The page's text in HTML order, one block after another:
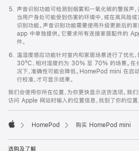
声音识别功能可检测到烟雾和一氧化碳的警报声，
当用户身处可能受到伤害的环境中，或在高风险
识别功能。声音识别功能需要使用升级更新后的
app 中单独提供。它要求所有连接家居配件的
件。
温湿度感应功能针对室内和家居场景进行了优化
30ºC、相对湿度约为 30% 至 70% 的场景。在
况下，准确性可能会降低。HomePod mini 在启
行校准，才可显示结果。
我们会使用你所在位置，为你更快显示送货选项。我
访问 Apple 网站时输入的位置信息，找到了你的位置
HomePod 购买 HomePod mini
选购及了解